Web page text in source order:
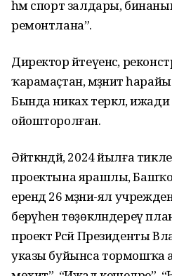
һәм спорт залдары,
ремонтлана”.
Директор әйтеүенсә,
ҡарамаҫтан, мәҙәниәт һарайы
Бында никах теркәлә, ижади
ойошторолған.
Әйткәндәй, 2024 йылға
проектына ярашлы,
ерендә 26 мәҙәни-ял
берәүһен төҙөкләндереү
проект Рәсәй Президенты
указы буйынса тормошҡа